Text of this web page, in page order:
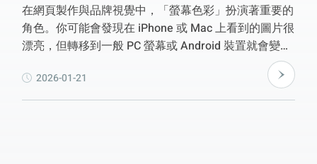
在網頁製作與品牌視覺中，「螢幕色彩」扮演著重要的
角色。你可能會發現在 iPhone 或 Mac 上看到的圖片很
漂亮，但轉移到一般 PC 螢幕或 Android 裝置就會變得
暗淡、灰暗、不飽和。這種情況主要是因為 P3 廣色域
和 sRGB 色域之間的差異所導致的。文章整理了兩者的
差異，並從「網站呈現」、「圖片優化」、「設計與前
2026-01-21